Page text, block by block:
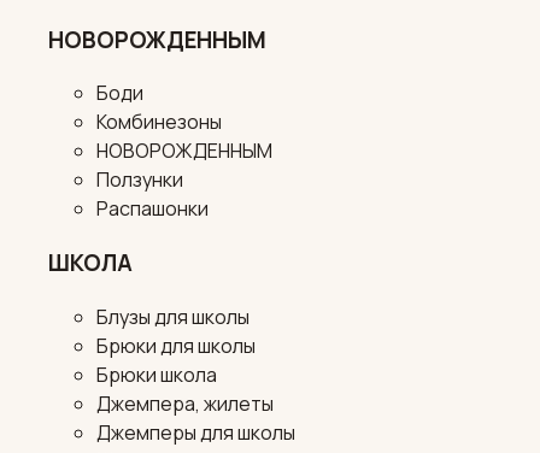
НОВОРОЖДЕННЫМ
Боди
Комбинезоны
НОВОРОЖДЕННЫМ
Ползунки
Распашонки
ШКОЛА
Блузы для школы
Брюки для школы
Брюки школа
Джемпера, жилеты
Джемперы для школы